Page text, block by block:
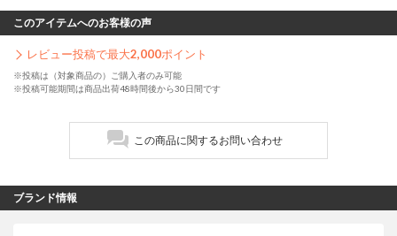
このアイテムへのお客様の声
レビュー投稿で最大2,000ポイント
※投稿は（対象商品の）ご購入者のみ可能
※投稿可能期間は商品出荷48時間後から30日間です
この商品に関するお問い合わせ
ブランド情報